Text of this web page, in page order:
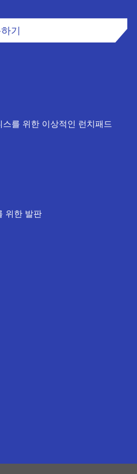
기
를 위한 이상적인 런치패드
위한 발판